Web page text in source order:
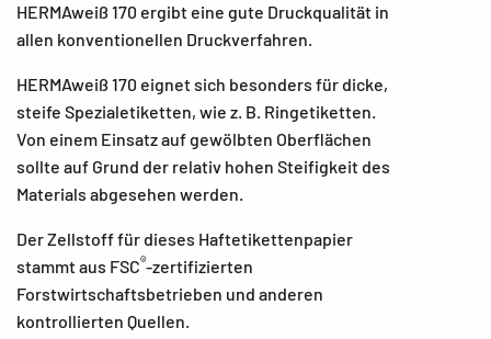
HERMAweiß 170 ergibt eine gute Druckqualität in
allen konventionellen Druckverfahren.
HERMAweiß 170 eignet sich besonders für dicke,
steife Spezialetiketten, wie z. B. Ringetiketten.
Von einem Einsatz auf gewölbten Oberflächen
sollte auf Grund der relativ hohen Steifigkeit des
Materials abgesehen werden.
Der Zellstoff für dieses Haftetikettenpapier
stammt aus FSC®-zertifizierten
Forstwirtschaftsbetrieben und anderen
kontrollierten Quellen.